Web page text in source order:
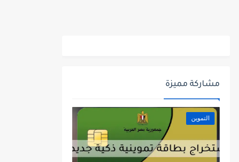
مشاركة مميزة
التموين